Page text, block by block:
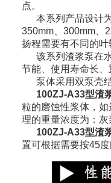
点。
本系列产品设计
350mm、300mm、
扬程需要有不同的
该系列渣浆泵在
节能、使用寿命长
泵体采用双泵壳
100ZJ-A33型渣
粒的磨蚀性浆体，
理的重量浓度为：
100ZJ-A33型渣
置可根据需要按45